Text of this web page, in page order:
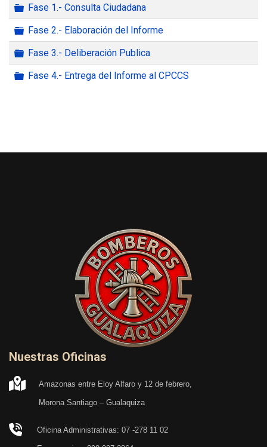
Carpeta
Fase 1.- Consulta Ciudadana
Carpeta
Fase 2.- Elaboración del Informe
Carpeta
Fase 3.- Deliberación Publica
Carpeta
Fase 4.- Entrega del Informe al CPCCS
Nuestras Oficinas
Amazonas entre Eloy Alfaro y 12 de febrero,
Morona Santiago – Gualaquiza
Oficina Administrativas: 07 -278 11 02